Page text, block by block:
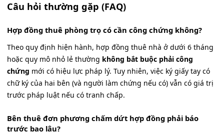
Câu hỏi thường gặp (FAQ)
Hợp đồng thuê phòng trọ có cần công chứng không?
Theo quy định hiện hành, hợp đồng thuê nhà ở dưới 6 tháng
hoặc quy mô nhỏ lẻ thường không bắt buộc phải công
chứng mới có hiệu lực pháp lý. Tuy nhiên, việc ký giấy tay có
chữ ký của hai bên (và người làm chứng nếu có) vẫn có giá trị
trước pháp luật nếu có tranh chấp.
Bên thuê đơn phương chấm dứt hợp đồng phải báo
trước bao lâu?